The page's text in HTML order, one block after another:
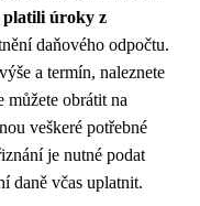
platili úroky z
daňového odpočtu.
a termín, naleznete
můžete obrátit na
veškeré potřebné
je nutné podat
daně včas uplatnit.